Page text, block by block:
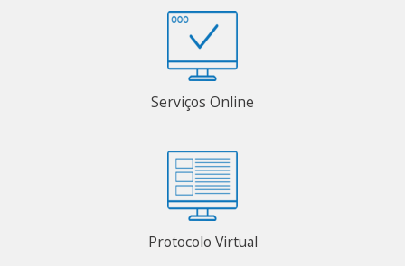
Serviços Online
Protocolo Virtual